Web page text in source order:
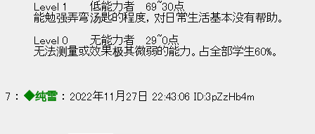
Level 1	低能力者	69~30点
能勉强弄弯汤匙的程度，对日常生活基本没有帮助。
Level 0	无能力者	29~0点
无法测量或效果极其微弱的能力。占全部学生60%。
7 ： ◆纯雪 ： 2022年11月27日 22:43:06 ID:3pZzHb4m